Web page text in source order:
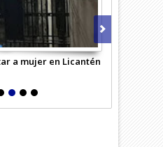
a mujer en Licantén